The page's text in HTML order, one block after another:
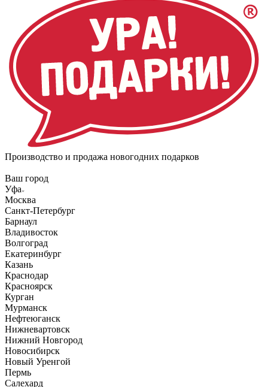
Производство и продажа новогодних подарков
Ваш город
Уфа
Москва
Санкт-Петербург
Барнаул
Владивосток
Волгоград
Екатеринбург
Казань
Краснодар
Красноярск
Курган
Мурманск
Нефтеюганск
Нижневартовск
Нижний Новгород
Новосибирск
Новый Уренгой
Пермь
Салехард